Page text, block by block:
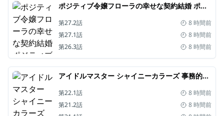
ポジティブ令嬢フローラの幸せな契約結婚 ポジティブれいじょうフローラのしあわせなけいやくけっこん
第27.2話
8 時間前
第27.1話
8 時間前
第26.3話
8 時間前
アイドルマスター シャイニーカラーズ 事務的光空記録
第22.1話
8 時間前
第21.2話
8 時間前